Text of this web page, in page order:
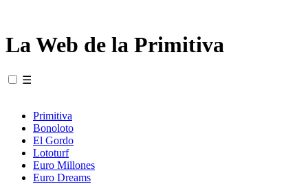
La Web de la Primitiva
☰
Primitiva
Bonoloto
El Gordo
Lototurf
Euro Millones
Euro Dreams